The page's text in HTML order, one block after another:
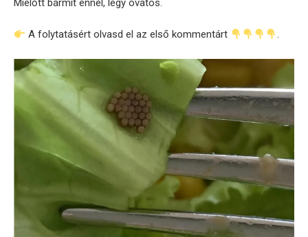
Mielőtt bármit ennél, légy óvatos.
A folytatásért olvasd el az első kommentárt .